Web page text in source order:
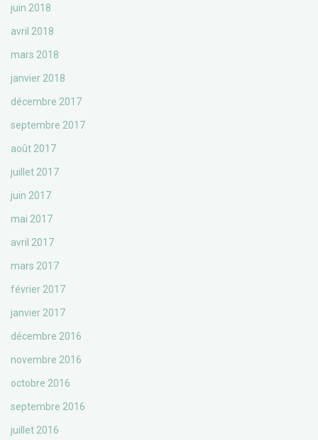
juin 2018
avril 2018
mars 2018
janvier 2018
décembre 2017
septembre 2017
août 2017
juillet 2017
juin 2017
mai 2017
avril 2017
mars 2017
février 2017
janvier 2017
décembre 2016
novembre 2016
octobre 2016
septembre 2016
juillet 2016